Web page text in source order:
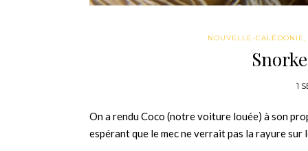
NOUVELLE-CALÉDONIE,
1
On a rendu Coco (notre voiture louée) à son
espérant que le mec ne verrait pas la rayure